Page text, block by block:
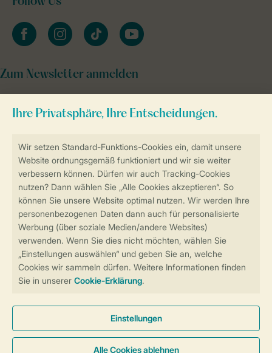
Sicherstellung Deiner Privatsphäre
Sicher und schnell zur Online-Buchung
Sichere Datenübertragung
Sicheres Bezahlen
facebookinstagramtiktok youtube
Zum Newsletter anmelden